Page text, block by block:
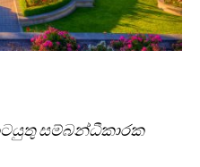
සම්බන්ධීකාරක